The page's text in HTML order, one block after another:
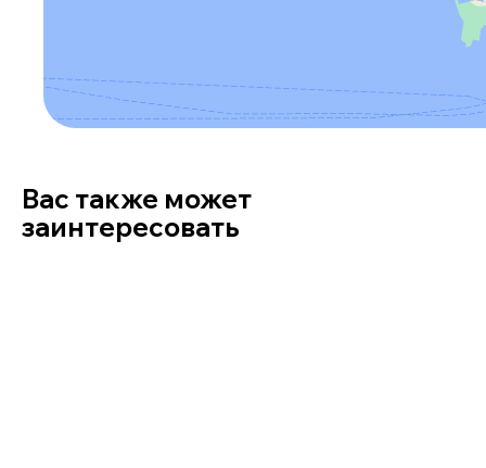
Вас также может
заинтересовать